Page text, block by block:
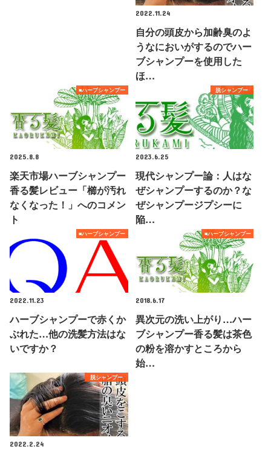
2022.11.24
自分の頭皮から加齢臭のよ
うなにおいがするのでハー
ブシャンプーを使用した
ほ…
■ハーブシャンプー
2025.8.8
楽天市場ハーブシャンプー
香る髪レビュー「櫛が汚れ
なくなった！」へのコメン
ト
脱シャンプー
2023.6.25
現代シャンプー論：人はな
ぜシャンプーするのか？な
ぜシャンプージプシーに
陥…
■ハーブシャンプー
2022.11.23
ハーブシャンプーで赤くか
ぶれた…他の洗髪方法はな
いですか？
■ハーブシャンプー
2018.6.17
異次元の洗い上がり…ハー
ブシャンプー香る髪は茶色
の粉を溶かすところから
始…
脱シャンプー
2022.2.24